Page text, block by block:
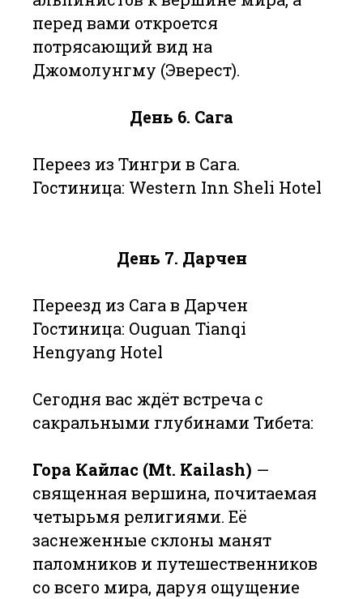
перед вами откроется
потрясающий вид на
Джомолунгму (Эверест).
День 6. Сага
Переез из Тингри в Сага.
Гостиница: Western Inn Sheli Hotel
День 7. Дарчен
Переезд из Сага в Дарчен
Гостиница: Ouguan Tianqi
Hengyang Hotel
Сегодня вас ждёт встреча с
сакральными глубинами Тибета:
Гора Кайлас (Mt. Kailash) —
священная вершина, почитаемая
четырьмя религиями. Её
заснеженные склоны манят
паломников и путешественников
со всего мира, даруя ощущение